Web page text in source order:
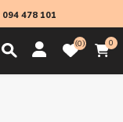
094 478 101
0 0